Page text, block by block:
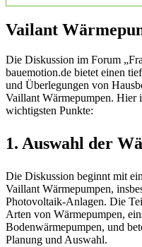
Vailant
Die Diskussion im Forum
bauemotion.de bietet einen
und Überlegungen von
Vaillant Wärmepumpen. Hier
wichtigsten Punkte:
1. Auswahl der
Die Diskussion beginnt mit
Vaillant Wärmepumpen,
Photovoltaik-Anlagen. Die
Arten von Wärmepumpen,
Bodenwärmepumpen, und
Planung und Auswahl.